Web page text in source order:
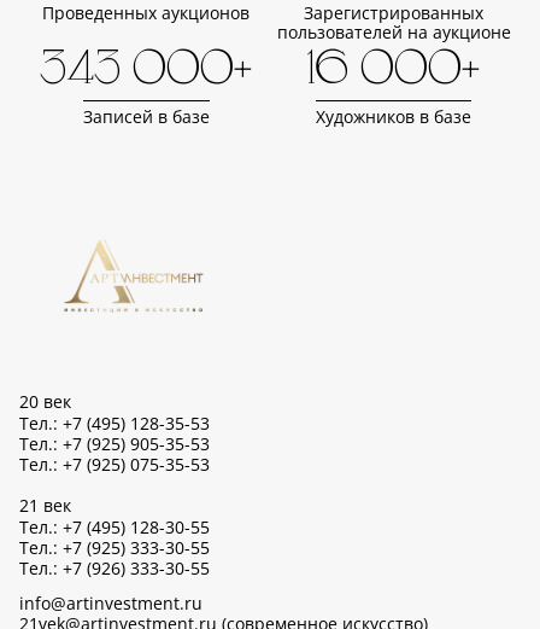
Проведенных аукционов
Зарегистрированных
пользователей на аукционе
343 000+
Записей в базе
16 000+
Художников в базе
20 век
Тел.: +7 (495) 128-35-53
Тел.: +7 (925) 905-35-53
Тел.: +7 (925) 075-35-53
21 век
Тел.: +7 (495) 128-30-55
Тел.: +7 (925) 333-30-55
Тел.: +7 (926) 333-30-55
info@artinvestment.ru
21vek@artinvestment.ru (современное искусство)